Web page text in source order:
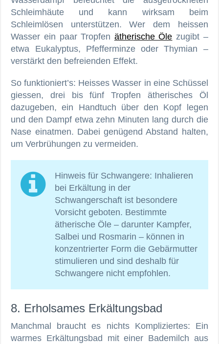
Schleimhäute und kann wirksam beim
Schleimlösen unterstützen. Wer dem heissen
Wasser ein paar Tropfen ätherische Öle zugibt –
etwa Eukalyptus, Pfefferminze oder Thymian –
verstärkt den befreienden Effekt.
So funktioniert’s: Heisses Wasser in eine Schüssel
giessen, drei bis fünf Tropfen ätherisches Öl
dazugeben, ein Handtuch über den Kopf legen
und den Dampf etwa zehn Minuten lang durch die
Nase einatmen. Dabei genügend Abstand halten,
um Verbrühungen zu vermeiden.
Hinweis für Schwangere: Inhalieren
bei Erkältung in der
Schwangerschaft ist besondere
Vorsicht geboten. Bestimmte
ätherische Öle – darunter Kampfer,
Salbei und Rosmarin – können in
konzentrierter Form die Gebärmutter
stimulieren und sind deshalb für
Schwangere nicht empfohlen.
8. Erholsames Erkältungsbad
Manchmal braucht es nichts Kompliziertes: Ein
warmes Erkältungsbad mit einer Bademilch aus